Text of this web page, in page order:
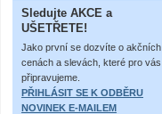
Sledujte AKCE a
UŠETŘETE!
Jako první se dozvíte o akčních
cenách a slevách, které pro vás
připravujeme.
PŘIHLÁSIT SE K ODBĚRU
NOVINEK E-MAILEM